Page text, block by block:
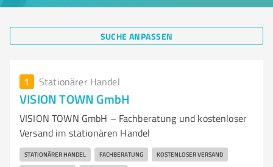
SUCHE ANPASSEN
1 Stationärer Handel
VISION TOWN GmbH
VISION TOWN GmbH – Fachberatung und kostenloser
Versand im stationären Handel
STATIONÄRER HANDEL FACHBERATUNG KOSTENLOSER VERSAND